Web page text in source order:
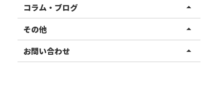
リハスファーム
関東エリア
東北エリア
甲信越エリア
コラム・ブログ arrow_drop_up
事業所ブログ
ご利用者様の声
その他 arrow_drop_up
お知らせ
お問い合わせ arrow_drop_up